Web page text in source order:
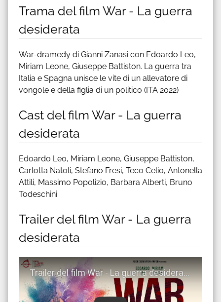
Trama del film War - La guerra
desiderata
War-dramedy di Gianni Zanasi con Edoardo Leo,
Miriam Leone, Giuseppe Battiston. La guerra tra
Italia e Spagna unisce le vite di un allevatore di
vongole e della figlia di un politico (ITA 2022)
Cast del film War - La guerra
desiderata
Edoardo Leo, Miriam Leone, Giuseppe Battiston,
Carlotta Natoli, Stefano Fresi, Teco Celio, Antonella
Attili, Massimo Popolizio, Barbara Alberti, Bruno
Todeschini
Trailer del film War - La guerra
desiderata
Guarda trailer del film War - La guerra desiderata